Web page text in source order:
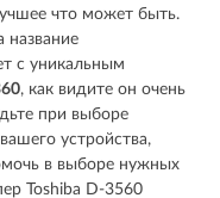
что может быть.
название
с уникальным
, как видите он очень
при выборе
устройства,
в выборе нужных
Toshiba D-3560